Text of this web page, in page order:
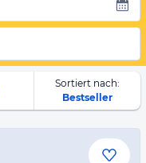
Sortiert nach:
Bestseller